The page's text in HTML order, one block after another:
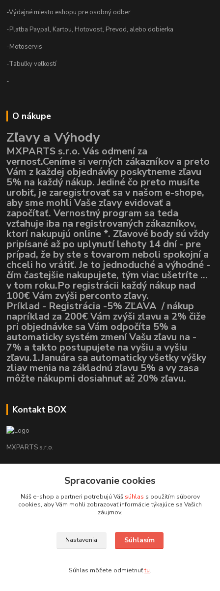
-Výdajné miesto eshopu pre osobný odber
-Platba Paypal, Kartou, Hotovosť, Prevod, alebo dobierka
-Motoservis
-Tabuľky veľkostí
-
O nákupe
Zľavy a Výhody
MXPARTS s.r.o. Vás odmení za
vernosť.Ceníme si verných zákazníkov a preto
Vám z každej objednávky poskytneme zľavu
5% na každý nákup. Jediné čo preto musíte
urobiť, je zaregistrovať sa v našom e-shope,
aby sme mohli Vaše zľavy evidovať a
započítať. Vernostný program sa teda
vzťahuje iba na registrovaných zákazníkov,
ktorí nakupujú online *. Zľavové body sú vždy
pripísané až po uplynutí lehoty 14 dní - pre
prípad, že by ste s tovarom neboli spokojní a
chceli ho vrátiť. Je to jednoduché a výhodné -
čím častejšie nakupujete, tým viac ušetríte ...
v tom roku.Po registrácii každý nákup nad
100€ Vám zvýši perconto zľavy.
Príklad - Registrácia -5% ZĽAVA / nákup
napríklad za 200€ Vám zvýši zlavu a 2% čiže
pri objednávke sa Vám odpočíta 5% a
automaticky systém zmení Vašu zľavu na -
7% a takto postupujete na vyšiu a vyšiu
zľavu.1.Januára sa automaticky všetky výšky
zliav menia na základnú zľavu 5% a vy zasa
môžte nákupmi dosiahnuť až 20% zľavu.
Kontakt BOX
MXPARTS s.r.o.
+421948260186
motokrossk@gmail.com
Spracovanie cookies
Náš e-shop a partneri potrebujú Váš súhlas s použitím súborov
cookies, aby Vám mohli zobrazovať informácie týkajúce sa Vašich
záujmov.
Nastavenia Súhlasím
Súhlas môžete odmietnuťtu.